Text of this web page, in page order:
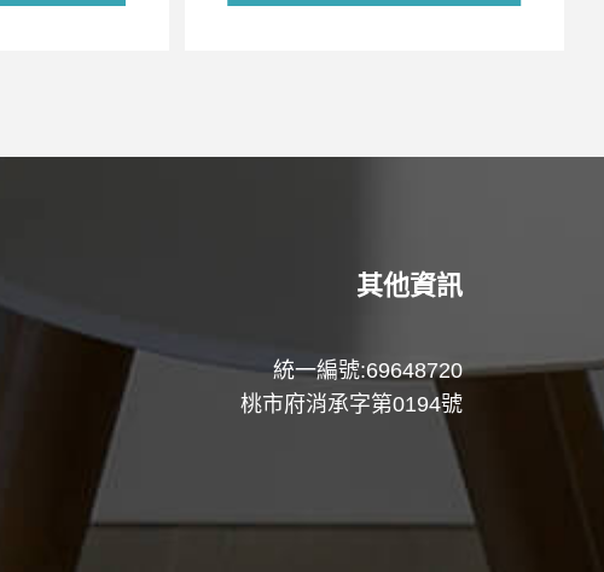
其他資訊
統一編號:69648720
桃市府消承字第0194號